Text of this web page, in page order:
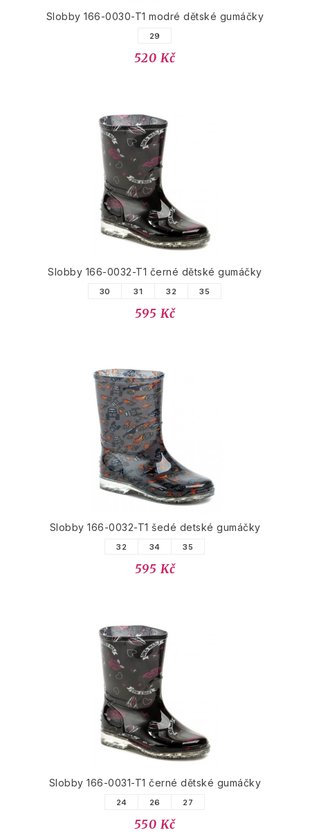
Slobby 166-0030-T1 modré dětské gumáčky
29
520 Kč
Slobby 166-0032-T1 černé dětské gumáčky
30 31 32 35
595 Kč
Slobby 166-0032-T1 šedé detské gumáčky
32 34 35
595 Kč
Slobby 166-0031-T1 černé dětské gumáčky
24 26 27
550 Kč